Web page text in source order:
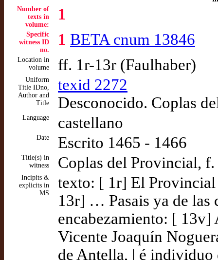
Number of
texts in
volume:
1
Specific
witness ID
no.
1 BETA cnum 13846
Location in
volume
ff. 1r-13r (Faulhaber)
Uniform
Title IDno,
Author and
Title
texid 2272
Desconocido. Coplas
Language castellano
Date Escrito 1465 - 1466
Title(s) in
witness
Coplas del Provincial,
Incipits &
explicits in
MS
texto: [ 1r] El
13r] … Pasais ya de las
encabezamiento: [ 13v]
Vicente Joaquín
de Antella, | é individuo